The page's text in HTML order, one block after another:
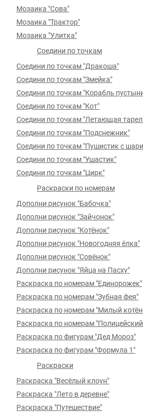
Мозаика "Сова"
Мозаика "Трактор"
Мозаика "Улитка"
Соедини по точкам
Соедини по точкам "Дракоша"
Соедини по точкам "Змейка"
Соедини по точкам "Корабль
Соедини по точкам "Кот"
Соедини по точкам "Летающая
Соедини по точкам "Подснежник"
Соедини по точкам "Пушистик с
Соедини по точкам "Ушастик"
Соедини по точкам "Цирк"
Раскраски по номерам
Дополни рисунок "Бабочка"
Дополни рисунок "Зайчонок"
Дополни рисунок "Котёнок"
Дополни рисунок "Новогодняя ёлка"
Дополни рисунок "Совёнок"
Дополни рисунок "Яйца на Пасху"
Раскраска по номерам "Единорожек"
Раскраска по номерам "Зубная фея"
Раскраска по номерам "Милый
Раскраска по номерам
Раскраска по фигурам "Дед Мороз"
Раскраска по фигурам "Формула 1"
Раскраски
Раскраска "Весёлый клоун"
Раскраска "Лето в деревне"
Раскраска "Путешествие"